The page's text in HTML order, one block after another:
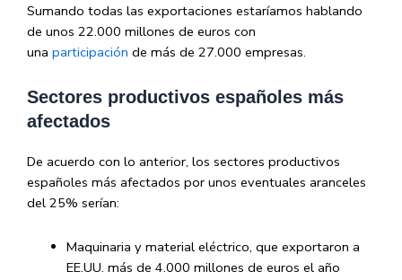
Sumando todas las exportaciones estaríamos hablando
de unos 22.000 millones de euros con
una participación de más de 27.000 empresas.
Sectores productivos españoles más
afectados
De acuerdo con lo anterior, los sectores productivos
españoles más afectados por unos eventuales aranceles
del 25% serían:
Maquinaria y material eléctrico, que exportaron a
EE.UU. más de 4.000 millones de euros el año